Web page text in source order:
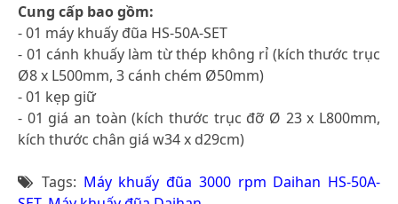
Cung cấp bao gồm:
- 01 máy khuấy đũa HS-50A-SET
- 01 cánh khuấy làm từ thép không rỉ (kích thước trục
Ø8 x L500mm, 3 cánh chém Ø50mm)
- 01 kẹp giữ
- 01 giá an toàn (kích thước trục đỡ Ø 23 x L800mm,
kích thước chân giá w34 x d29cm)
Tags: Máy khuấy đũa 3000 rpm Daihan HS-50A-